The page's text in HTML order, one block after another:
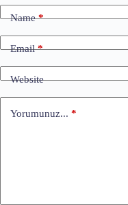
Name*
Email*
Website
Yorumunuz... *